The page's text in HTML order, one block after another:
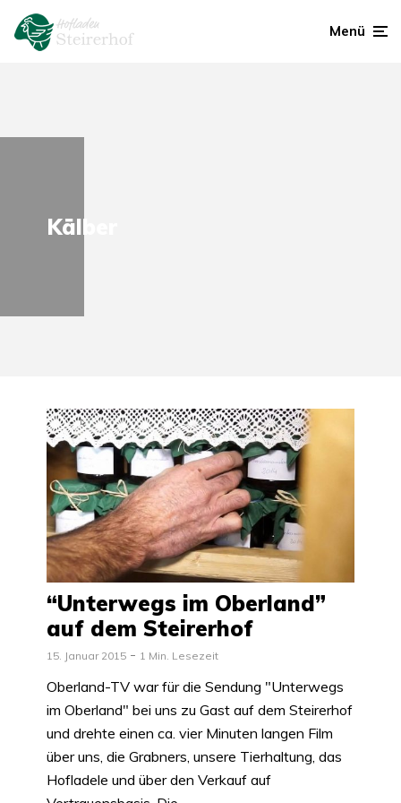
Menü
Kälber
“Unterwegs im Oberland”
auf dem Steirerhof
15. Januar 2015 1 Min. Lesezeit
Oberland-TV war für die Sendung "Unterwegs
im Oberland" bei uns zu Gast auf dem Steirerhof
und drehte einen ca. vier Minuten langen Film
über uns, die Grabners, unsere Tierhaltung, das
Hofladele und über den Verkauf auf